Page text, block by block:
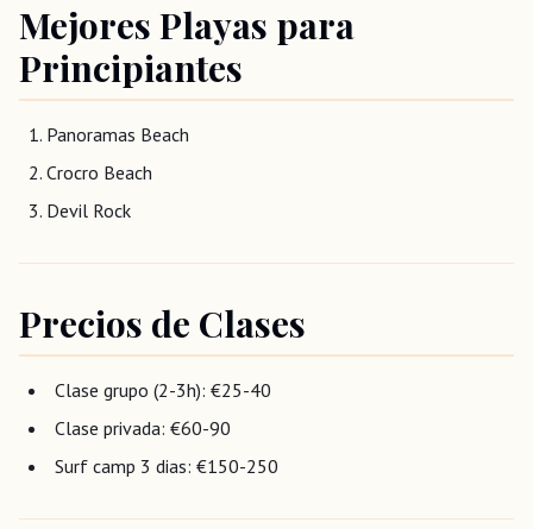
Mejores Playas para
Principiantes
Panoramas Beach
Crocro Beach
Devil Rock
Precios de Clases
Clase grupo (2-3h): €25-40
Clase privada: €60-90
Surf camp 3 dias: €150-250